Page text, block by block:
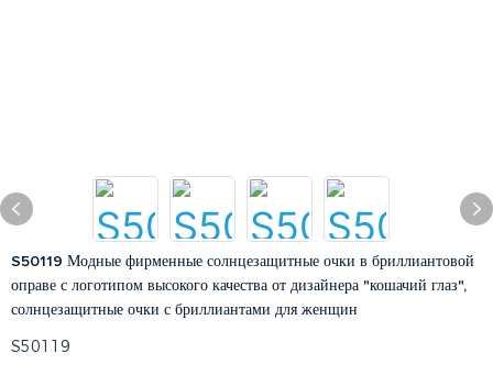
S50119 Модные фирменные солнцезащитные очки в бриллиантовой
оправе с логотипом высокого качества от дизайнера "кошачий глаз",
солнцезащитные очки с бриллиантами для женщин
S50119